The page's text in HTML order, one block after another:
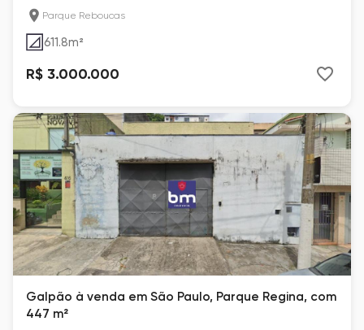
Parque Reboucas
611.8m²
R$ 3.000.000
Galpão à venda em São Paulo, Parque Regina, com
447 m²